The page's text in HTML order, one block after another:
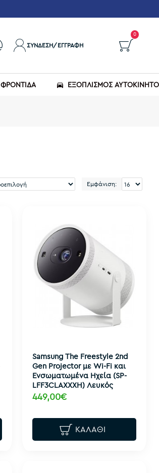
ΣΎΝΔΕΣΗ/ΕΓΓΡΑΦΉ
0
ΕΞΟΠΛΙΣΜΌΣ
Εμφάνιση:
Samsung The Freestyle 2nd
Gen Projector με Wi-Fi και
Ενσωματωμένα Ηχεία (SP-
LFF3CLAXXXΗ) Λευκός
449,00€
ΚΑΛΆΘΙ